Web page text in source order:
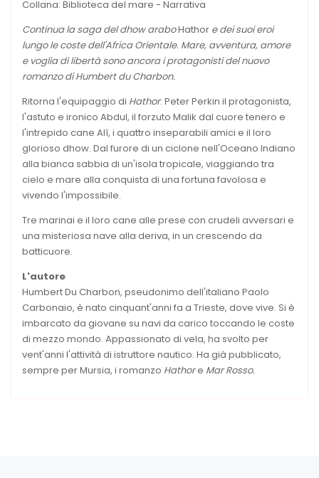
Collana: Biblioteca del mare - Narrativa
Continua la saga del dhow araboHathor e dei suoi eroi
lungo le coste dell'Africa Orientale. Mare, avventura, amore
e voglia di libertà sono ancora i protagonisti del nuovo
romanzo di Humbert du Charbon.
Ritorna l'equipaggio di Hathor: Peter Perkin il protagonista,
l'astuto e ironico Abdul, il forzuto Malik dal cuore tenero e
l'intrepido cane Alì, i quattro inseparabili amici e il loro
glorioso dhow. Dal furore di un ciclone nell'Oceano Indiano
alla bianca sabbia di un'isola tropicale, viaggiando tra
cielo e mare alla conquista di una fortuna favolosa e
vivendo l'impossibile.
Tre marinai e il loro cane alle prese con crudeli avversari e
una misteriosa nave alla deriva, in un crescendo da
batticuore.
L'autore
Humbert Du Charbon, pseudonimo dell'italiano Paolo
Carbonaio, è nato cinquant'anni fa a Trieste, dove vive. Si è
imbarcato da giovane su navi da carico toccando le coste
di mezzo mondo. Appassionato di vela, ha svolto per
vent'anni l'attività di istruttore nautico. Ha già pubblicato,
sempre per Mursia, i romanzo Hathore Mar Rosso.